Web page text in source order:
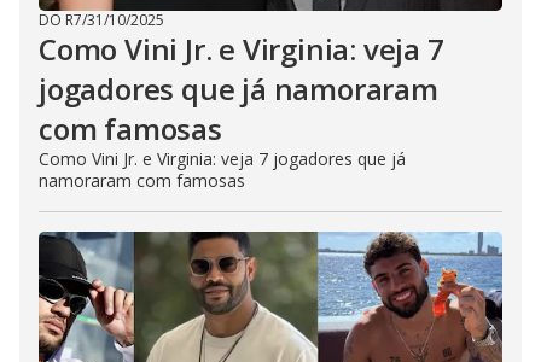
DO R7/31/10/2025
Como Vini Jr. e Virginia: veja 7
jogadores que já namoraram
com famosas
Como Vini Jr. e Virginia: veja 7 jogadores que já
namoraram com famosas